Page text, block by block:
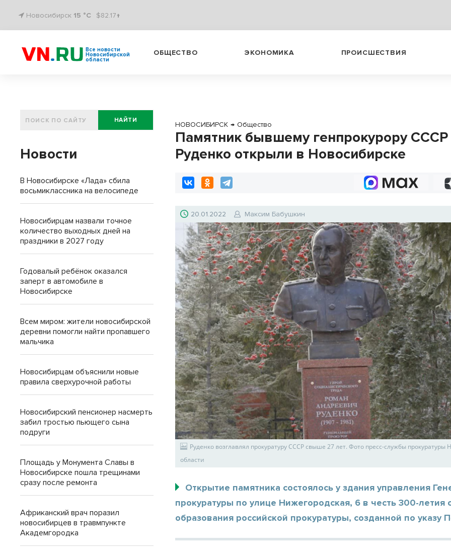
Новосибирск 15 °C $82.17↑
Все новости
Новосибирской
области
ОБЩЕСТВО ЭКОНОМИКА ПРОИСШЕСТВИЯ
НОВОСИБИРСК → Общество
Памятник бывшему генпрокурору
Руденко открыли в Новосибирске
20.01.2022 Максим Бабушкин
Руденко возглавлял прокуратуру СССР свыше 27 лет. Фото пресс-службы прокуратуры
области
Открытие памятника состоялось у здания управления
прокуратуры по улице Нижегородская, 6 в честь 300-летия
образования российской прокуратуры, созданной по указу
НАЙТИ
Новости
В Новосибирске «Лада» сбила
восьмиклассника на велосипеде
Новосибирцам назвали точное
количество выходных дней на
праздники в 2027 году
Годовалый ребёнок оказался
заперт в автомобиле в
Новосибирске
Всем миром: жители новосибирской
деревни помогли найти пропавшего
мальчика
Новосибирцам объяснили новые
правила сверхурочной работы
Новосибирский пенсионер насмерть
забил тростью пьющего сына
подруги
Площадь у Монумента Славы в
Новосибирске пошла трещинами
сразу после ремонта
Африканский врач поразил
новосибирцев в травмпункте
Академгородка